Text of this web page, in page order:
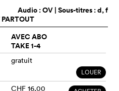
Audio :OV | Sous-titres : d, f
AVEC ABO
TAKE 1-4
gratuit
LOUER
CHF 16,00